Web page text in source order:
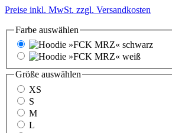
Preise inkl. MwSt. zzgl. Versandkosten
Farbe auswählen
schwarz
weiß
Größe auswählen
XS
S
M
L